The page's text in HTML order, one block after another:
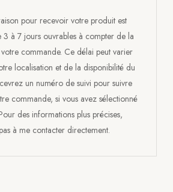
pour recevoir votre produit est
3 à 7 jours ouvrables à compter de la
commande. Ce délai peut varier
localisation et de la disponibilité du
un numéro de suivi pour suivre
commande, si vous avez sélectionné
des informations plus précises,
à me contacter directement.